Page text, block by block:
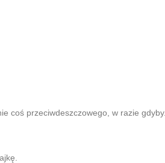
coś przeciwdeszczowego, w razie gdyby.